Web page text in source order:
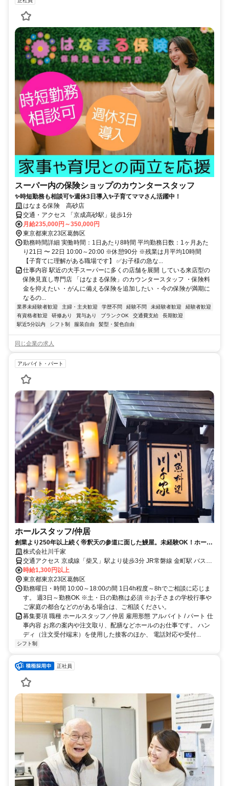
スーパー内の保険ショップのカウンタースタッフ
✨時短勤務も相談可✨週休3日導入✨子育てママさん活躍中！
はなまる保険 高砂店
交通・アクセス 「京成高砂駅」徒歩1分
月給235,000円～350,000円
東京都東京23区葛飾区
勤務時間詳細 実働時間：1日あたり8時間 平均勤務日数：1ヶ月あた
り21日 〜 22日 10:00～20:00 ※休憩90分 ※残業は月平均10時間
【子育てに理解がある職場です】 ✅お子様の急な...
仕事内容 駅近の大手スーパーに多くの店舗を展開 している来店型の
保険見直し専門店 「はなまる保険」のカウンタースタッフ ・保険料
金を抑えたい ・がんに備える保険を追加したい ・今の保険が満期に
なるの...
業界未経験者歓迎 主婦・主夫歓迎 学歴不問 経験不問 未経験者歓迎
経験者歓迎
有資格者歓迎
研修あり 賞与あり ブランクOK 交通費支給
長期歓迎
駅近5分以内
シフト制 服装自由 髪型・髪色自由
同じ企業の求人
アルバイト・パート
ホールスタッフ/仲居
創業より250年以上続く帝釈天の参道に面した鰻屋。未経験OK！ホール
スタッフ増員募集！正社員登用あり
株式会社川千家
交通アクセス 京成線「柴又」駅より徒歩3分 JR常磐線 金町駅 バス5
分 JR総武線 小岩駅 車15分
時給1,300円以上
東京都東京23区葛飾区
勤務曜日・時間 10:00～18:00の間 1日4h程度～8hでご相談に応じま
す。 週3日～勤務OK ※土・日の勤務は必須 ※お子さまの学校行事や
ご家庭の都合などのがある場合は、ご相談ください。
募集要項 職種 ホールスタッフ／仲居 雇用形態 アルバイト / パート 仕
事内容 お席の案内や注文取り、配膳などホールのお仕事です。 ハン
ディ（注文受付端末）を使用した接客のほか、 電話対応や受付...
シフト制
正社員